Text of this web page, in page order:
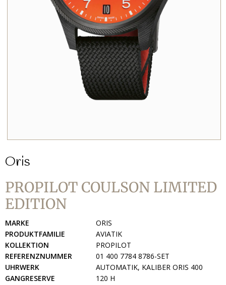
Oris
PROPILOT COULSON LIMITED
EDITION
MARKE
ORIS
PRODUKTFAMILIE
AVIATIK
KOLLEKTION
PROPILOT
REFERENZNUMMER
01 400 7784 8786-SET
UHRWERK
AUTOMATIK, KALIBER ORIS 400
GANGRESERVE
120 H